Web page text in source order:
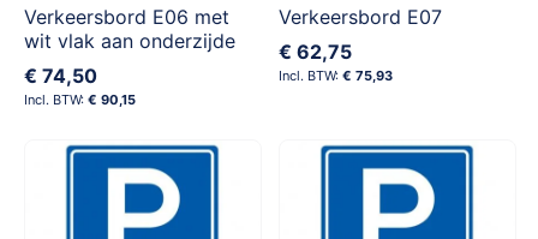
Verkeersbord E06 met
wit vlak aan onderzijde
€ 74,50
€ 90,15
Verkeersbord E07
€ 62,75
€ 75,93